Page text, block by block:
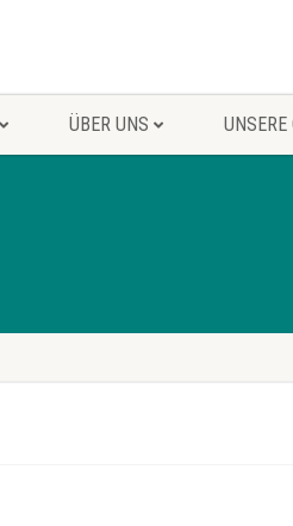
ÜBER UNS UNSERE